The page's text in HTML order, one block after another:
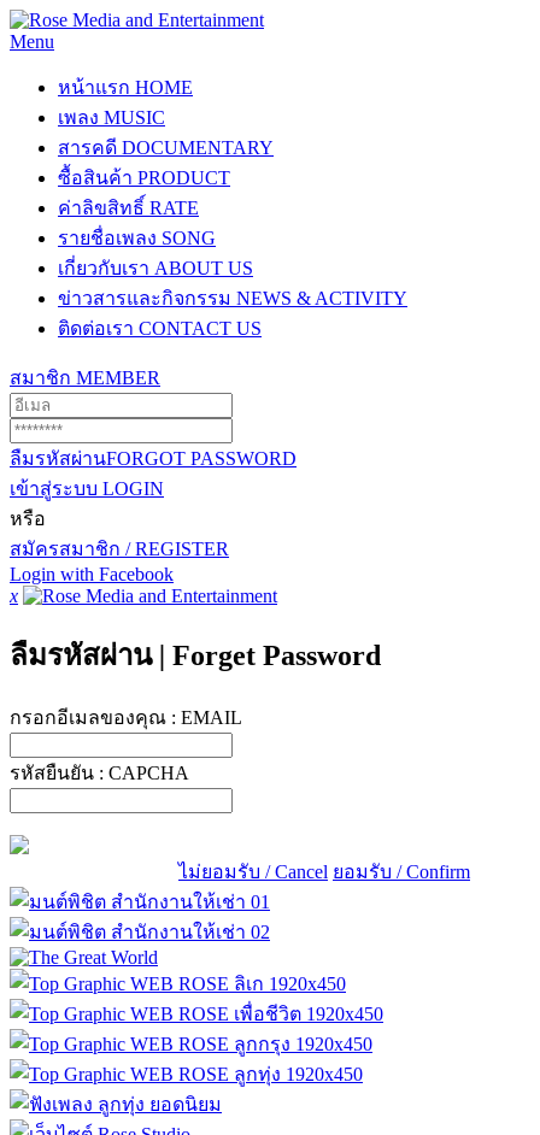
Menu
หน้าแรก HOME
เพลง MUSIC
สารคดี DOCUMENTARY
ซื้อสินค้า PRODUCT
ค่าลิขสิทธิ์ RATE
รายชื่อเพลง SONG
เกี่ยวกับเรา ABOUT US
ข่าวสารและกิจกรรม NEWS & ACTIVITY
ติดต่อเรา CONTACT US
สมาชิก MEMBER
ลืมรหัสผ่านFORGOT PASSWORD
เข้าสู่ระบบ LOGIN
หรือ
สมัครสมาชิก / REGISTER
Login with Facebook
x
ลืมรหัสผ่าน | Forget Password
กรอกอีเมลของคุณ : EMAIL
รหัสยืนยัน : CAPCHA
ไม่ยอมรับ / Cancel ยอมรับ / Confirm